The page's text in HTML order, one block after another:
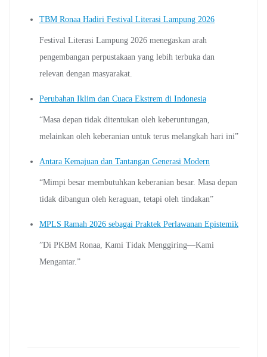
TBM Ronaa Hadiri Festival Literasi Lampung 2026
Festival Literasi Lampung 2026 menegaskan arah
pengembangan perpustakaan yang lebih terbuka dan
relevan dengan masyarakat.
Perubahan Iklim dan Cuaca Ekstrem di Indonesia
“Masa depan tidak ditentukan oleh keberuntungan,
melainkan oleh keberanian untuk terus melangkah hari ini”
Antara Kemajuan dan Tantangan Generasi Modern
“Mimpi besar membutuhkan keberanian besar. Masa depan
tidak dibangun oleh keraguan, tetapi oleh tindakan”
MPLS Ramah 2026 sebagai Praktek Perlawanan Epistemik
”Di PKBM Ronaa, Kami Tidak Menggiring—Kami
Mengantar.”